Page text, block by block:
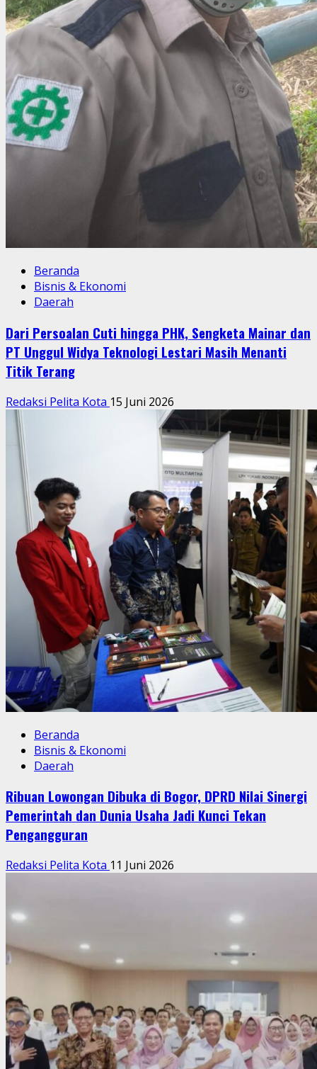
Beranda
Bisnis & Ekonomi
Daerah
Dari Persoalan Cuti hingga PHK, Sengketa Mainar dan
PT Unggul Widya Teknologi Lestari Masih Menanti
Titik Terang
Redaksi Pelita Kota 15 Juni 2026
Beranda
Bisnis & Ekonomi
Daerah
Ribuan Lowongan Dibuka di Bogor, DPRD Nilai Sinergi
Pemerintah dan Dunia Usaha Jadi Kunci Tekan
Pengangguran
Redaksi Pelita Kota 11 Juni 2026